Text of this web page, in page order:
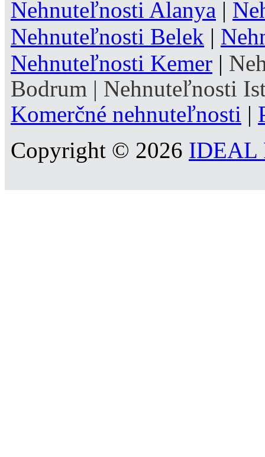
Nehnuteľnosti Alanya |
Nehnuteľnosti Belek |
Nehnuteľnosti Kemer |
Bodrum | Nehnuteľnosti
Komerčné nehnuteľnosti |
Copyright © 2026 IDEAL